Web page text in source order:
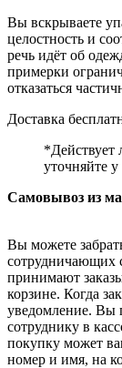
Вы вскрываете
целостность и
речь идёт об
примерки
отказаться
Доставка
*Действует
уточняйте
Самовывоз из
Вы можете
сотрудничающих
принимают
корзине. Когда
уведомление. Вы
сотруднику в
покупку может
номер и имя, на